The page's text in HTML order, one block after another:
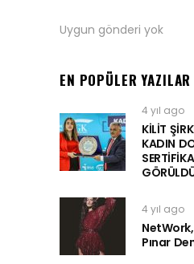
Uygun gönderi yok
EN POPÜLER YAZILAR
4 yıl ago
KİLİT
KADIN
4 yıl ago
Pınar